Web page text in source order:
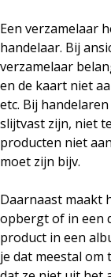
Een verzamelaar
handelaar. Bij
verzamelaar
en de kaart niet
etc. Bij
slijtvast zijn, niet
producten niet
moet zijn bijv.
Daarnaast maakt
opbergt of in een
product in een
je dat meestal om